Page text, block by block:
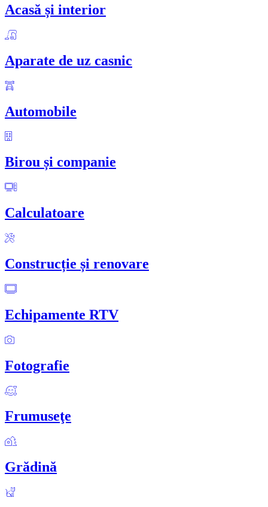
Acasă și interior
Aparate de uz casnic
Automobile
Birou și companie
Calculatoare
Construcție și renovare
Echipamente RTV
Fotografie
Frumuseţe
Grădină